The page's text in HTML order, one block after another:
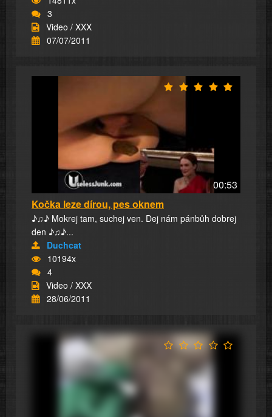
3
Video / XXX
07/07/2011
00:53
Kočka leze dírou, pes oknem
♪♫♪ Mokrej tam, suchej ven. Dej nám pánbůh dobrej
den ♪♫♪...
Duchcat
10194x
4
Video / XXX
28/06/2011